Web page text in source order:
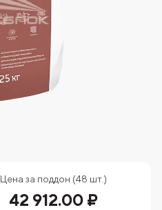
Цена за поддон (48 шт.)
42 912.00 ₽